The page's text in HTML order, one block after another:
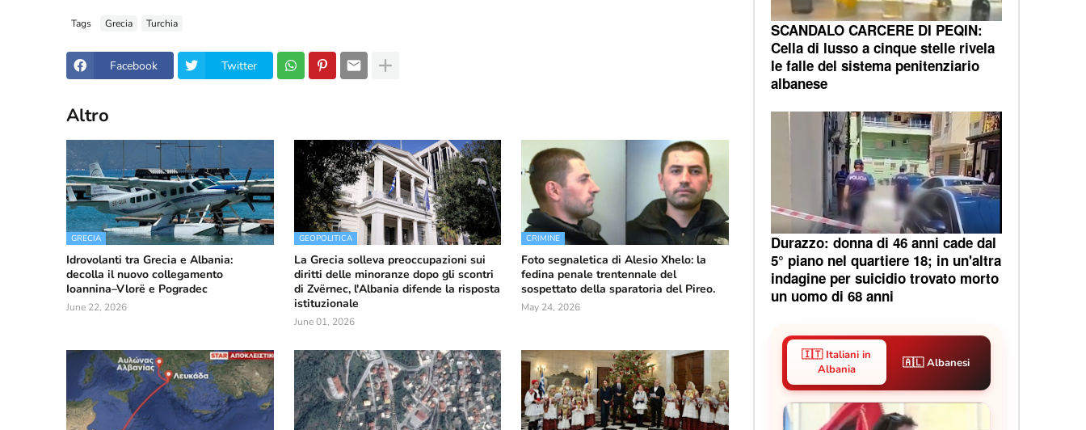
Tags Grecia Turchia
Facebook Twitter
Altro
GRECIA
Idrovolanti tra Grecia e Albania:
decolla il nuovo collegamento
Ioannina–Vlorë e Pogradec
June 22, 2026
GEOPOLITICA
La Grecia solleva preoccupazioni sui
diritti delle minoranze dopo gli scontri
di Zvërnec, l'Albania difende la risposta
istituzionale
June 01, 2026
CRIMINE
Foto segnaletica di Alesio Xhelo: la
fedina penale trentennale del
sospettato della sparatoria del Pireo.
May 24, 2026
SCANDALO CARCERE DI PEQIN:
Cella di lusso a cinque stelle rivela
le falle del sistema penitenziario
albanese
Durazzo: donna di 46 anni cade dal
5° piano nel quartiere 18; in un'altra
indagine per suicidio trovato morto
un uomo di 68 anni
🇮🇹 Italiani in
Albania
🇦🇱 Albanesi